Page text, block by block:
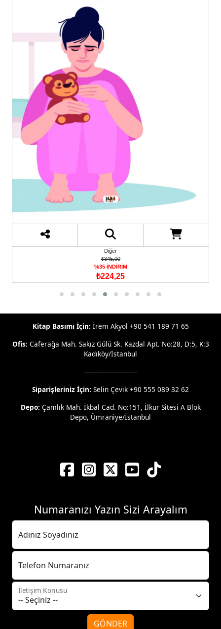
Diğer
₺345,00
%35 İNDİRİM
₺224,25
Kitap Basımı İçin: İrem Akyol +90 541 189 71 65
Ofis: Caferağa Mah. Sakız Gülü Sk. Kazdal Apt. No:28, D:5, K:3
Kadıköy/İstanbul
---------------------------
Siparişleriniz İçin: Selin Çevik +90 555 089 32 62
Depo: Çamlık Mah. İkbal Cad. No:151, İlkur Sitesi A Blok
Depo, Ümraniye/İstanbul
Numaranızı Yazın Sizi Arayalım
Adınız Soyadınız
Telefon Numaranız
İletişim Konusu
GÖNDER